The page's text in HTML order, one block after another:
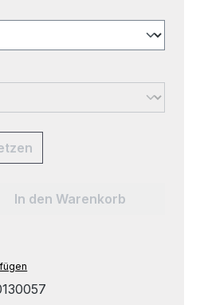
Gib den
In den Warenkorb